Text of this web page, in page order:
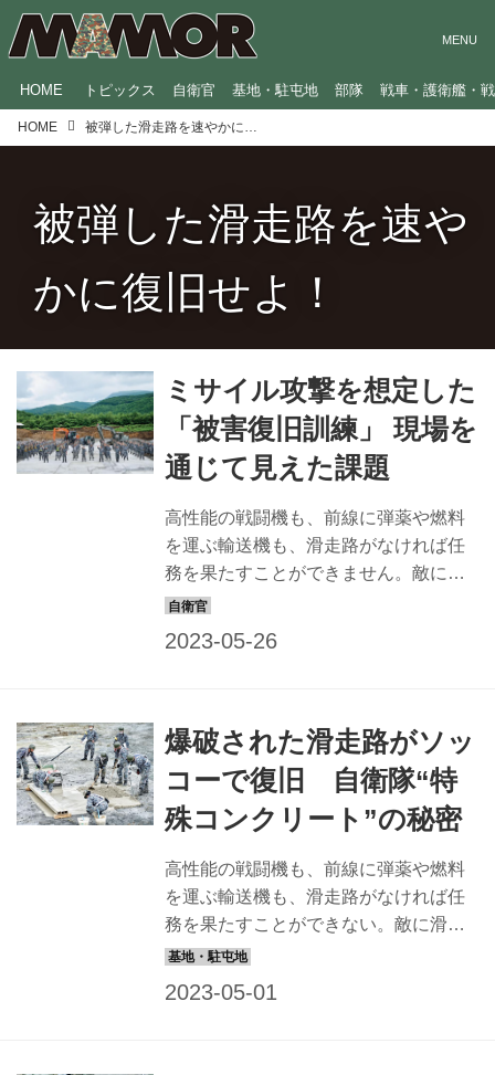
HOME トピックス 自衛官 基地・駐屯地 部隊 戦車・護衛艦・
HOME
被弾した滑走路を速や
かに復旧せよ！
ミサイル攻撃を想定した
「被害復旧訓練」 現場を
通じて見えた課題
高性能の戦闘機も、前線に弾薬や燃料
を運ぶ輸送機も、滑走路がなければ任
務を果たすことができません。敵に滑
走路が狙われる理由はそこにありま
て復旧を行うという、大がかりな訓練
を行っています。 ミサイル攻撃による
小弾痕からの復旧訓練という初めての
取り組みを、これまで培ってきた技量
中部航空施設隊。滑走路の被害復旧任
務に対し、いったいどのような気概で
取り組んでいるのだろうか。 方向性を
示した、部隊初の被害復旧訓練 爆破の
直後は一面が...
爆破された滑走路がソッ
コーで復旧 自衛隊“特
殊コンクリート”の秘密
高性能の戦闘機も、前線に弾薬や燃料
を運ぶ輸送機も、滑走路がなければ任
務を果たすことができない。敵に滑走
路が狙われる理由はそこにある。よっ